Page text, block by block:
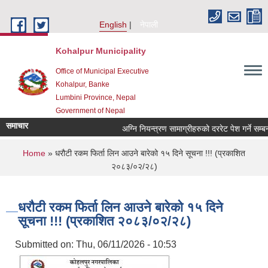
English
नेपाली
Kohalpur Municipality
Office of Municipal Executive
Kohalpur, Banke
Lumbini Province, Nepal
Government of Nepal
समाचार
You are here
Home » धरौटी रकम फिर्ता लिन आउने बारेको १५ दिने सूचना !!! (प्रकाशित
२०८३/०२/२८)
धरौटी रकम फिर्ता लिन आउने बारेको १५ दिने
सूचना !!! (प्रकाशित २०८३/०२/२८)
Submitted on: Thu, 06/11/2026 - 10:53